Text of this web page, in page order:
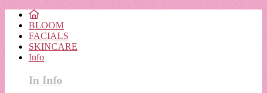
BLOOM
FACIALS
SKINCARE
Info
In Info